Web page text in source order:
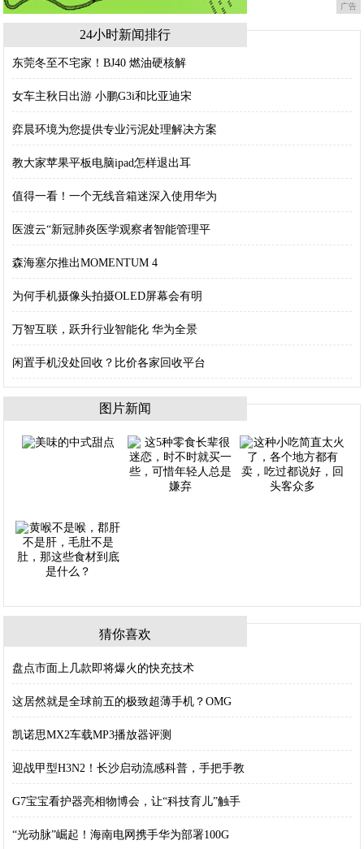
广告
24小时新闻排行
东莞冬至不宅家！BJ40 燃油硬核解
女车主秋日出游 小鹏G3i和比亚迪宋
弈晨环境为您提供专业污泥处理解决方案
教大家苹果平板电脑ipad怎样退出耳
值得一看！一个无线音箱迷深入使用华为
医渡云“新冠肺炎医学观察者智能管理平
森海塞尔推出MOMENTUM 4
为何手机摄像头拍摄OLED屏幕会有明
万智互联，跃升行业智能化 华为全景
闲置手机没处回收？比价各家回收平台
图片新闻
猜你喜欢
盘点市面上几款即将爆火的快充技术
这居然就是全球前五的极致超薄手机？OMG
凯诺思MX2车载MP3播放器评测
迎战甲型H3N2！长沙启动流感科普，手把手教
G7宝宝看护器亮相物博会，让“科技育儿”触手
“光动脉”崛起！海南电网携手华为部署100G